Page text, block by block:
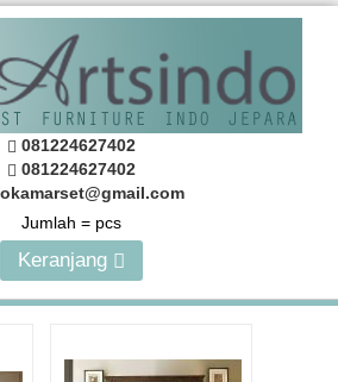
081224627402
081224627402
Jumlah = pcs
Keranjang